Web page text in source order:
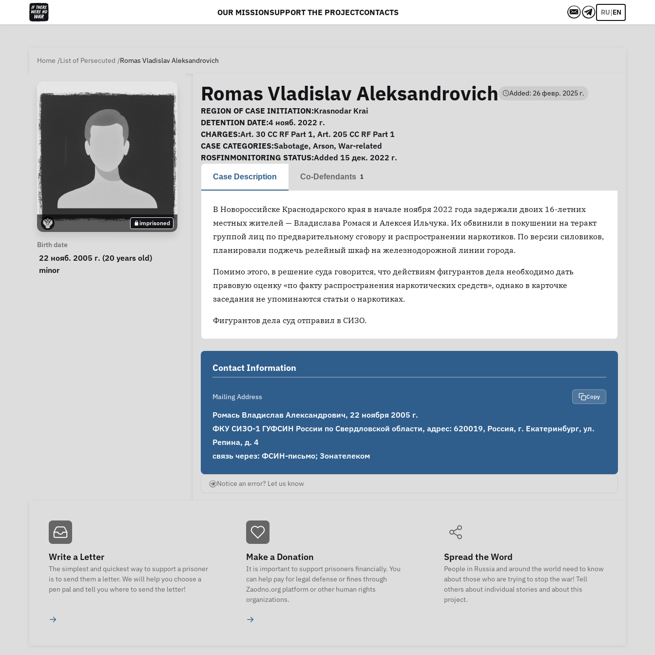
OUR MISSIONSUPPORT THE PROJECTCONTACTS RU|EN
Home List of Persecuted Romas Vladislav Aleksandrovich
imprisoned
Personal Information
Birth date
22 нояб. 2005 г. (20 years old)
Special circumstances
minor
Romas Vladislav Aleksandrovich Added: 26 февр. 2025 г.
Case Information
REGION OF CASE INITIATION:Krasnodar Krai
DETENTION DATE:4 нояб. 2022 г.
CHARGES:Art. 30 CC RF Part 1, Art. 205 CC RF Part 1
CASE CATEGORIES:Sabotage, Arson, War-related
ROSFINMONITORING STATUS:Added 15 дек. 2022 г.
Case Description Co-Defendants 1
В Новороссийске Краснодарского края в начале ноября 2022 года задержали двоих 16-летних
местных жителей — Владислава Ромася и Алексея Ильчука. Их обвинили в покушении на теракт
группой лиц по предварительному сговору и распространении наркотиков. По версии силовиков,
планировали поджечь релейный шкаф на железнодорожной линии города.
Помимо этого, в решение суда говорится, что действиям фигурантов дела необходимо дать
правовую оценку «по факту распространения наркотических средств», однако в карточке
заседания не упоминаются статьи о наркотиках.
Фигурантов дела суд отправил в СИЗО.
Contact Information
Mailing Address Copy
Ромась Владислав Александрович, 22 ноября 2005 г.
ФКУ СИЗО-1 ГУФСИН России по Свердловской области, адрес: 620019, Россия, г. Екатеринбург, ул.
Репина, д. 4
связь через: ФСИН-письмо; Зонателеком
Notice an error? Let us know
Write a Letter
The simplest and quickest way to support a prisoner
is to send them a letter. We will help you choose a
pen pal and tell you where to send the letter!
→
Make a Donation
It is important to support prisoners financially. You
can help pay for legal defense or fines through
Zaodno.org platform or other human rights
organizations.
→
Spread the Word
People in Russia and around the world need to know
about those who are trying to stop the war! Tell
others about individual stories and about this
project.